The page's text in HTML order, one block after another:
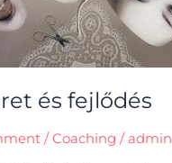
és fejlődés
/Coaching / admin